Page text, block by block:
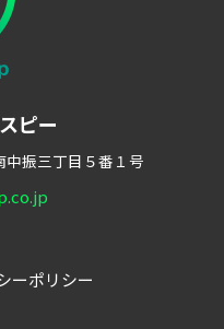
ピー
中振三丁目５番１号
ーポリシー